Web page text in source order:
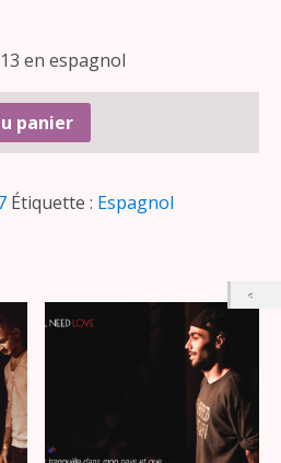
en espagnol
panier
Étiquette : Espagnol